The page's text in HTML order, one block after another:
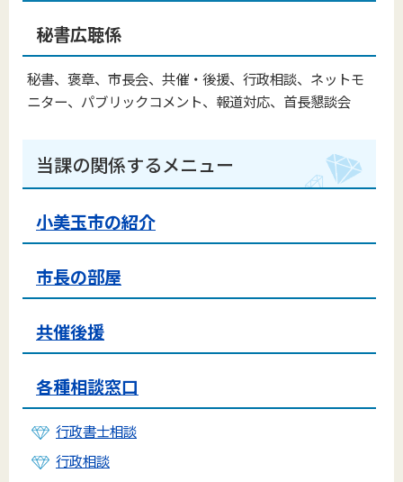
秘書広聴係
秘書、褒章、市長会、共催・後援、行政相談、ネットモ
ニター、パブリックコメント、報道対応、首長懇談会
当課の関係するメニュー
小美玉市の紹介
市長の部屋
共催後援
各種相談窓口
行政書士相談
行政相談